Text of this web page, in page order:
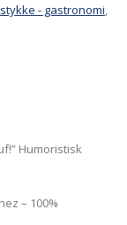
- gastronomi
Humoristisk
– 100%